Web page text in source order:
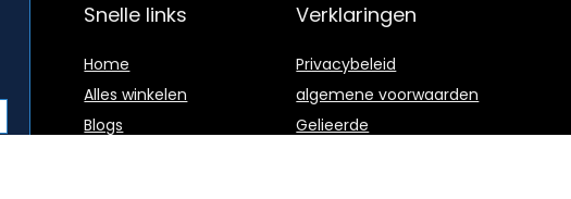
Snelle links
Home
Alles winkelen
Blogs
Verklaringen
Privacybeleid
algemene voorwaarden
Gelieerde